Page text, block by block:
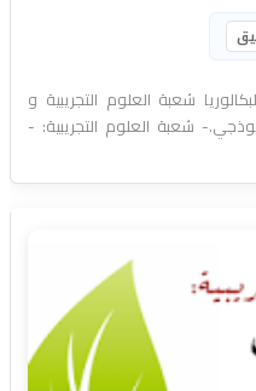
شعبة العلوم التجريبية و
التصحيح النموذجي.- شعبة العلوم التجريبية: -